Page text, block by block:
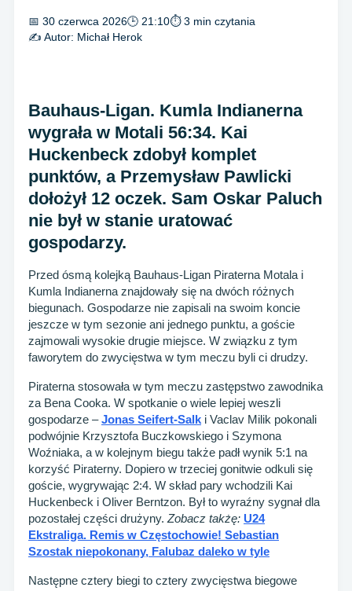
📅 30 czerwca 2026🕒 21:10⏱ 3 min czytania
✍️ Autor: Michał Herok
Bauhaus-Ligan. Kumla Indianerna
wygrała w Motali 56:34. Kai
Huckenbeck zdobył komplet
punktów, a Przemysław Pawlicki
dołożył 12 oczek. Sam Oskar Paluch
nie był w stanie uratować
gospodarzy.
Przed ósmą kolejką Bauhaus-Ligan Piraterna Motala i
Kumla Indianerna znajdowały się na dwóch różnych
biegunach. Gospodarze nie zapisali na swoim koncie
jeszcze w tym sezonie ani jednego punktu, a goście
zajmowali wysokie drugie miejsce. W związku z tym
faworytem do zwycięstwa w tym meczu byli ci drudzy.
Piraterna stosowała w tym meczu zastępstwo zawodnika
za Bena Cooka. W spotkanie o wiele lepiej weszli
gospodarze –Jonas Seifert-Salk i Vaclav Milik pokonali
podwójnie Krzysztofa Buczkowskiego i Szymona
Woźniaka, a w kolejnym biegu także padł wynik 5:1 na
korzyść Piraterny. Dopiero w trzeciej gonitwie odkuli się
goście, wygrywając 2:4. W skład pary wchodzili Kai
Huckenbeck i Oliver Berntzon. Był to wyraźny sygnał dla
pozostałej części drużyny. Zobacz takżę: U24
Ekstraliga. Remis w Częstochowie! Sebastian
Szostak niepokonany, Falubaz daleko w tyle
Następne cztery biegi to cztery zwycięstwa biegowe